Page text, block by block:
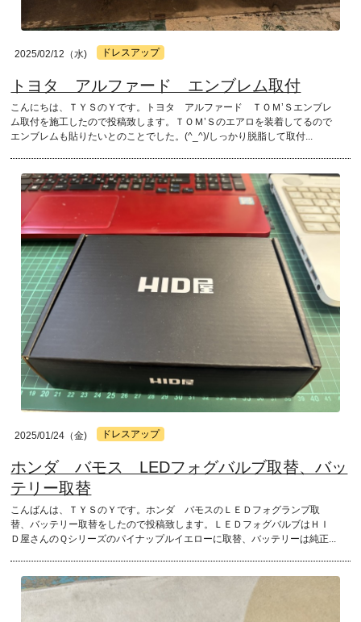
2025/02/12（水) ドレスアップ
トヨタ アルファード エンブレム取付
こんにちは、ＴＹＳのＹです。トヨタ アルファード ＴＯＭ’Ｓエンブレ
ム取付を施工したので投稿致します。ＴＯＭ’Ｓのエアロを装着してるので
エンブレムも貼りたいとのことでした。(^_^)/しっかり脱脂して取付...
2025/01/24（金) ドレスアップ
ホンダ バモス LEDフォグバルブ取替、バッ
テリー取替
こんばんは、ＴＹＳのＹです。ホンダ バモスのＬＥＤフォグランプ取
替、バッテリー取替をしたので投稿致します。ＬＥＤフォグバルブはＨＩ
Ｄ屋さんのＱシリーズのパイナップルイエローに取替、バッテリーは純正...